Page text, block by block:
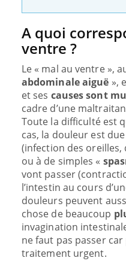
A quoi
ventre ?
Le « mal au ventre »,
abdominale aiguë »,
et ses causes sont
cadre d’une
Toute la difficulté est
cas, la douleur est
(infection des oreilles,
ou à de simples «
vont passer
l’intestin au cours
douleurs peuvent
chose de beaucoup
invagination
ne faut pas passer
traitement urgent.